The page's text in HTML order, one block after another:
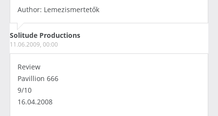
Author: Lemezismertetők
Solitude Productions
11.06.2009, 00:00
Review
Pavillion 666
9/10
16.04.2008